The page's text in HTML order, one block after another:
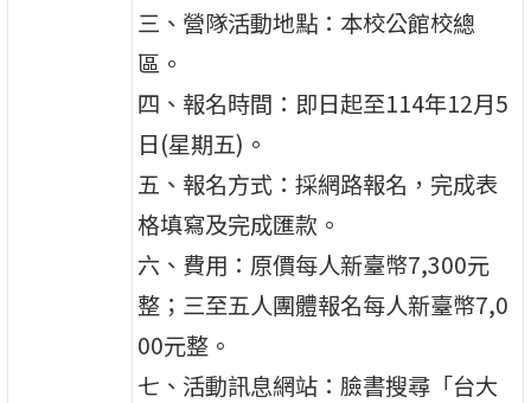
三、營隊活動地點：本校公館校總
區。
四、報名時間：即日起至114年12月5
日(星期五)。
五、報名方式：採網路報名，完成表
格填寫及完成匯款。
六、費用：原價每人新臺幣7,300元
整；三至五人團體報名每人新臺幣7,0
00元整。
七、活動訊息網站：臉書搜尋「台大